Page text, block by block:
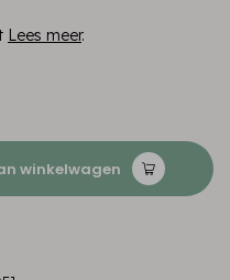
Lees meer.
winkelwagen